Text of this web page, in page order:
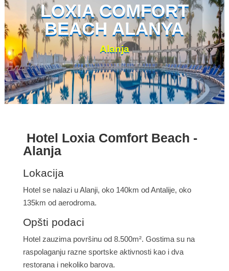
LOXIA COMFORT
BEACH ALANYA
Alanja
Hotel Loxia Comfort Beach -
Alanja
Lokacija
Hotel se nalazi u Alanji, oko 140km od Antalije, oko
135km od aerodroma.
Opšti podaci
Hotel zauzima površinu od 8.500m². Gostima su na
raspolaganju razne sportske aktivnosti kao i dva
restorana i nekoliko barova.